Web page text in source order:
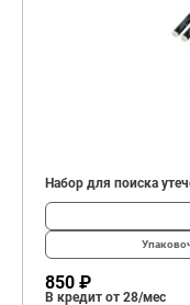
Набор для поиска
850 ₽
В кредит от 28/мес